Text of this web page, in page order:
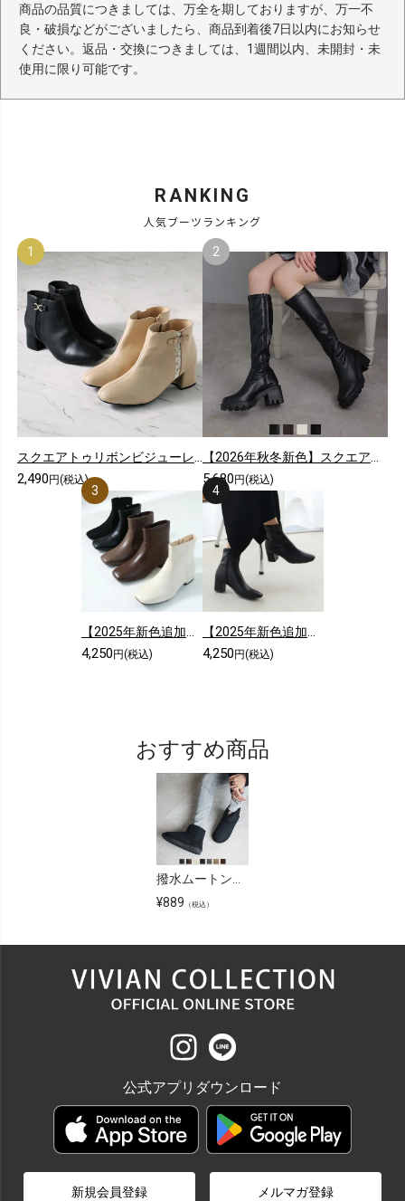
商品の品質につきましては、万全を期しておりますが、万一不
良・破損などがございましたら、商品到着後7日以内にお知らせ
ください。返品・交換につきましては、1週間以内、未開封・未
使用に限り可能です。
RANKING
人気ブーツランキング
2,490円(税込) 5,680円(税込)
4,250円(税込) 4,250円(税込)
おすすめ商品
¥889 （税込）
公式アプリダウンロード
新規会員登録 メルマガ登録